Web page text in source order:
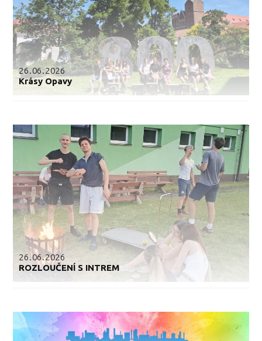
26.06.2026
Krásy Opavy
26.06.2026
ROZLOUČENÍ S INTREM